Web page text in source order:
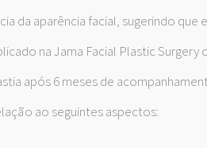
da aparência facial, sugerindo
na Jama Facial Plastic
após 6 meses de
ao seguintes aspectos: